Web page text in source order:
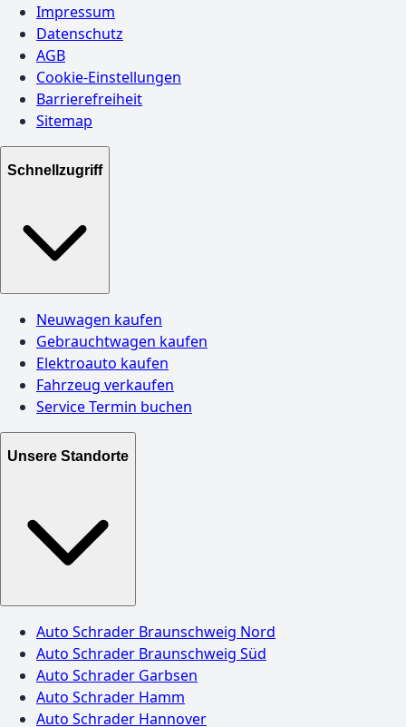
Impressum
Datenschutz
AGB
Cookie-Einstellungen
Barrierefreiheit
Sitemap
Schnellzugriff
Neuwagen kaufen
Gebrauchtwagen kaufen
Elektroauto kaufen
Fahrzeug verkaufen
Service Termin buchen
Unsere Standorte
Auto Schrader Braunschweig Nord
Auto Schrader Braunschweig Süd
Auto Schrader Garbsen
Auto Schrader Hamm
Auto Schrader Hannover